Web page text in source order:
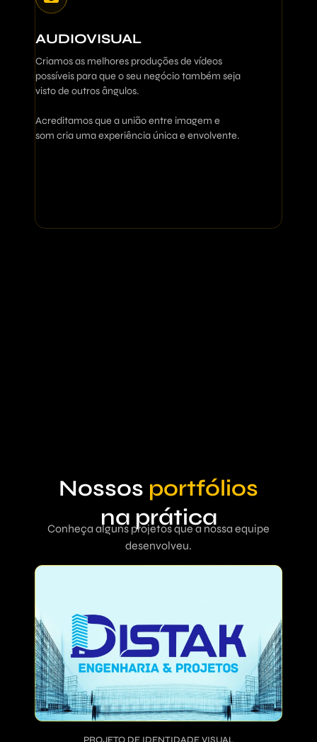
AUDIOVISUAL
Criamos as melhores produções de vídeos
possíveis para que o seu negócio também seja
visto de outros ângulos.
Acreditamos que a união entre imagem e
som cria uma experiência única e envolvente.
Nossos portfólios
na prática
Conheça alguns projetos que a nossa equipe
desenvolveu.